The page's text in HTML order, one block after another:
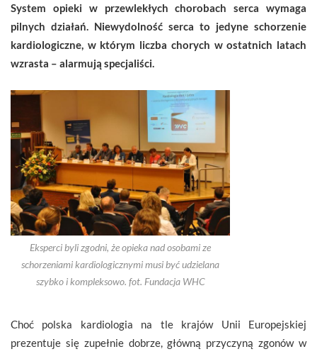
System opieki w przewlekłych chorobach serca wymaga
pilnych działań. Niewydolność serca to jedyne schorzenie
kardiologiczne, w którym liczba chorych w ostatnich latach
wzrasta – alarmują specjaliści.
Eksperci byli zgodni, że opieka nad osobami ze
schorzeniami kardiologicznymi musi być udzielana
szybko i kompleksowo. fot. Fundacja WHC
Choć polska kardiologia na tle krajów Unii Europejskiej
prezentuje się zupełnie dobrze, główną przyczyną zgonów w